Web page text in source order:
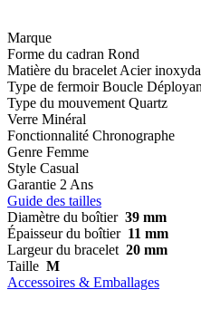
Marque
Forme du cadran Rond
Matière du bracelet Acier
Type de fermoir Boucle
Type du mouvement Quartz
Verre Minéral
Fonctionnalité Chronographe
Genre Femme
Style Casual
Garantie 2 Ans
Guide des tailles
Diamètre du boîtier 39 mm
Épaisseur du boîtier 11 mm
Largeur du bracelet 20 mm
Taille M
Accessoires & Emballages